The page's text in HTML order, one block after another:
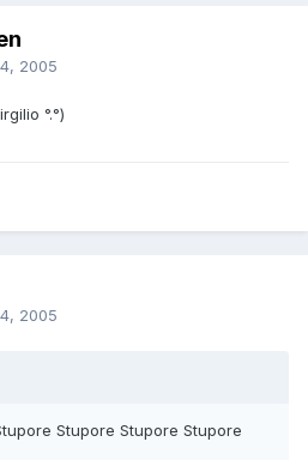
2005
°.°)
2005
Stupore Stupore Stupore